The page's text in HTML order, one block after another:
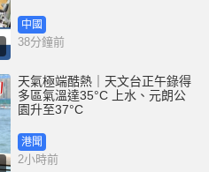
中國
38分鐘前
天氣極端酷熱｜天文台正午錄得
多區氣溫達35°C 上水、元朗公
園升至37°C
港聞
2小時前